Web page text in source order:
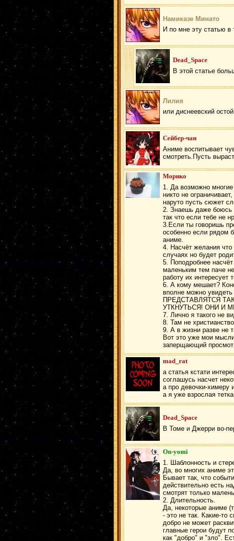
Намиказе Минато
И по мне эту статью в
Dead_Space
В этой статье
Лилия
или диснеевский
Сейбер-чан
Аниме воспитывает
смотреть.Пусть
Морико
1. Да возможно
никто не
наруто пусть сюжет
2. Знаешь даже боюсь
так что если тебе не
3.Если ты говоришь
особенно если рядом
аниме.
4. Насчёт желания
случаях но будет
5. Поподробнее
маленьким тем паче
работу их интересует
6. А кому мешает?
вполне можно
ПРЕДСТАВЛЯТСЯ
УТКНУТЬСЯ! ОНИ И
7. Лично я такого не
8. Там не
9. А в жизни разве не
Вот это уже мои
заперщающий
mad_rat
а статья кстати
соглашусь насчет
а про девочки-
а я уже взрослая
Dead_Space
В Томе и Джерри во-
On-yomi
1. Шаблонность и
Да, во многих аниме
Бывает так, что
действительно есть
смотрят только
2. Длительность.
Да, некоторые аниме
- это не так. Какие-то
добро не может
главные герои будут
как "добро" и "зло".